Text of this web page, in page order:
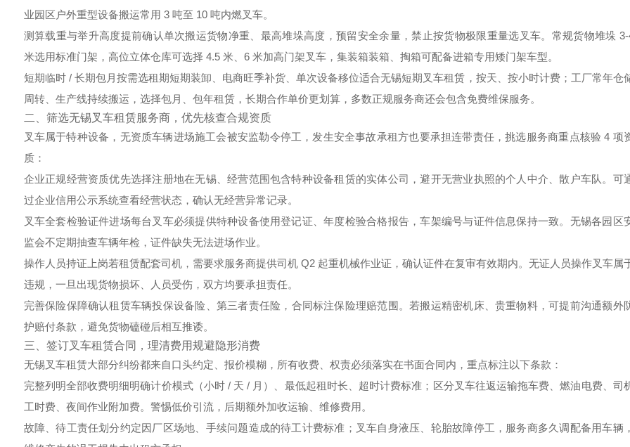
业园区户外重型设备搬运常用 3 吨至 10 吨内燃叉车。
测算载重与举升高度提前确认单次搬运货物净重、最高堆垛高度，预留安全余量，禁止按货物极限重量选叉车。常规货物堆垛 3-
米选用标准门架，高位立体仓库可选择 4.5 米、6 米加高门架叉车，集装箱装箱、掏箱可配备进箱专用矮门架车型。
短期临时 / 长期包月按需选租期短期装卸、电商旺季补货、单次设备移位适合无锡短期叉车租赁 ，按天、按小时计费；工厂常年仓
周转、生产线持续搬运，选择包月、包年租赁，长期合作单价更划算，多数正规服务商还会包含免费维保服务。
二、筛选无锡叉车租赁服务商，优先核查合规资质
叉车属于特种设备，无资质车辆进场施工会被安监勒令停工，发生安全事故承租方也要承担连带责任，挑选服务商重点核验 4 项
质：
企业正规经营资质优先选择注册地在无锡、经营范围包含特种设备租赁的实体公司，避开无营业执照的个人中介、散户车队。可
过企业信用公示系统查看经营状态，确认无经营异常记录。
叉车全套检验证件进场每台叉车必须提供特种设备使用登记证、年度检验合格报告，车架编号与证件信息保持一致。无锡各园区
监会不定期抽查车辆年检，证件缺失无法进场作业。
操作人员持证上岗若租赁配套司机，需要求服务商提供司机 Q2 起重机械作业证，确认证件在复审有效期内。无证人员操作叉车属
违规，一旦出现货物损坏、人员受伤，双方均要承担责任。
完善保险保障确认租赁车辆投保设备险、第三者责任险，合同标注保险理赔范围。若搬运精密机床、贵重物料，可提前沟通额外
护赔付条款，避免货物磕碰后相互推诿。
三、签订叉车租赁合同，理清费用规避隐形消费
无锡叉车租赁大部分纠纷都来自口头约定、报价模糊，所有收费、权责必须落实在书面合同内，重点标注以下条款：
完整列明全部收费明细明确计价模式（小时 / 天 / 月）、最低起租时长、超时计费标准；区分叉车往返运输拖车费、燃油电费、司
工时费、夜间作业附加费。警惕低价引流，后期额外加收运输、维修费用。
故障、待工责任划分约定因厂区场地、手续问题造成的待工计费标准；叉车自身液压、轮胎故障停工，服务商多久调配备用车辆，